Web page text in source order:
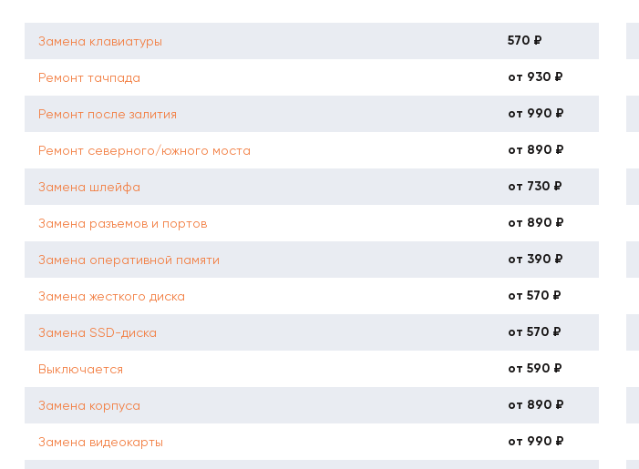
Замена клавиатуры 570 ₽
Ремонт тачпада от 930 ₽
Ремонт после залития от 990 ₽
Ремонт северного/южного моста от 890 ₽
Замена шлейфа от 730 ₽
Замена разъемов и портов от 890 ₽
Замена оперативной памяти от 390 ₽
Замена жесткого диска от 570 ₽
Замена SSD-диска от 570 ₽
Выключается от 590 ₽
Замена корпуса от 890 ₽
Замена видеокарты от 990 ₽